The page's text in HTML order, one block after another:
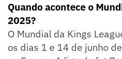
Quando acontece o
2025?
O Mundial da Kings
os dias 1 e 14 de junho